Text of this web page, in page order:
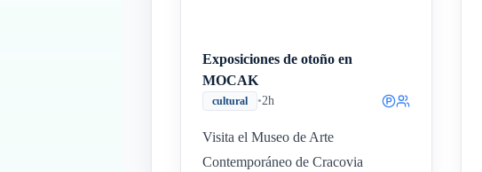
Exposiciones de otoño en
MOCAK
cultural •2h
Visita el Museo de Arte
Contemporáneo de Cracovia